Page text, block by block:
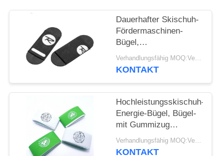
Dauerhafter Skischuh-
Fördermaschinen-
Bügel,
Gebirgselastischer
Haken und Schleifen-
Verhandlungsfähig MOQ:Verhandelbar
KONTAKT
Hochleistungsskischuh-
Energie-Bügel, Bügel-
mit Gummizug
Extragröße
Verhandlungsfähig MOQ:Verhandelbar
KONTAKT